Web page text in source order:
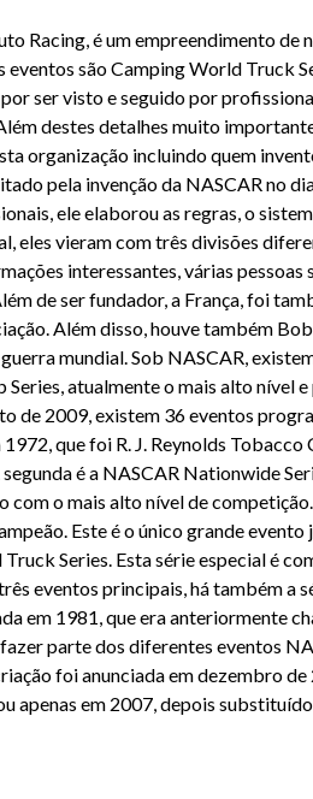
Racing, é um empreendimento de
são Camping World Truck
ser visto e seguido por
destes detalhes muito
organização incluindo quem
pela invenção da NASCAR no
ele elaborou as regras, o
eles vieram com três divisões
interessantes, várias pessoas
de ser fundador, a França, foi
Além disso, houve também
mundial. Sob NASCAR,
atualmente o mais alto nível
de 2009, existem 36 eventos
que foi R. J. Reynolds Tobacco
é a NASCAR Nationwide
com o mais alto nível de
Este é o único grande evento
Series. Esta série especial é
eventos principais, há também a
em 1981, que era anteriormente
parte dos diferentes eventos
foi anunciada em dezembro de
apenas em 2007, depois